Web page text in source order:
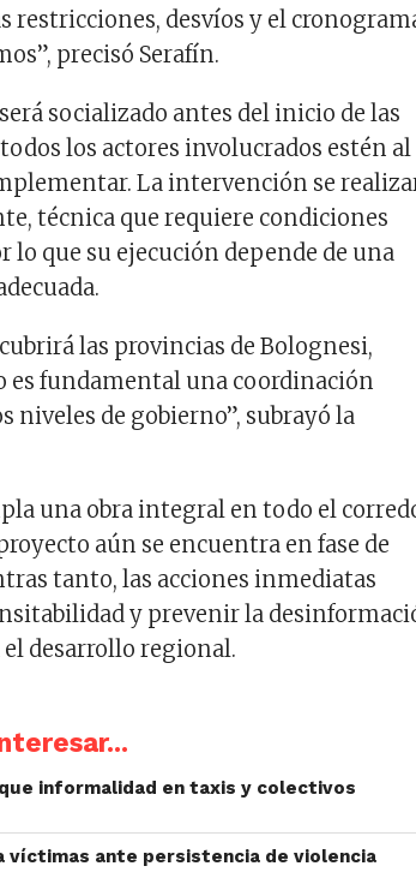
restricciones, desvíos y el
precisó Serafín.
socializado antes del inicio de las
los actores involucrados estén al
La intervención se
técnica que requiere condiciones
lo que su ejecución depende de una
las provincias de Bolognesi,
es fundamental una coordinación
niveles de gobierno”, subrayó la
una obra integral en todo el
aún se encuentra en fase de
tanto, las acciones inmediatas
y prevenir la
desarrollo regional.
informalidad en taxis y colectivos
víctimas ante persistencia de violencia